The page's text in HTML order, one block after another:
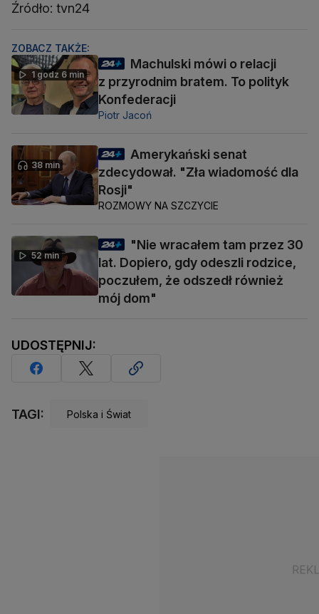
Źródło: tvn24
ZOBACZ TAKŻE:
1 godz 6 min
Machulski mówi o relacji
z przyrodnim bratem. To polityk
Konfederacji
Piotr Jacoń
38 min
Amerykański senat
zdecydował. "Zła wiadomość dla
Rosji"
ROZMOWY NA SZCZYCIE
52 min
"Nie wracałem tam przez 30
lat. Dopiero, gdy odeszli rodzice,
poczułem, że odszedł również
mój dom"
UDOSTĘPNIJ:
TAGI: Polska i Świat